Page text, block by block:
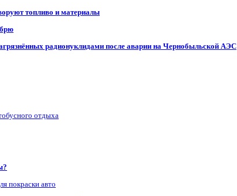
топливо и материалы
радионуклидами после аварии на Чернобыльской АЭС
отдыха
покраски авто